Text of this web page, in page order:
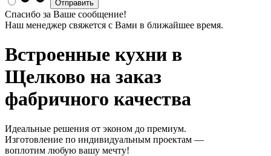
Спасибо за Ваше сообщение!
Наш менеджер свяжется с Вами в ближайшее время.
Встроенные кухни в
Щелково на заказ
фабричного качества
Идеальные решения от эконом до премиум.
Изготовление по индивидуальным проектам —
воплотим любую вашу мечту!